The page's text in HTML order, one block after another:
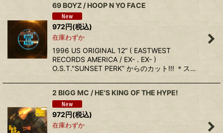
69 BOYZ / HOOP N YO FACE
972円(税込)
在庫わずか
1996 US ORIGINAL 12” ( EASTWEST
RECORDS AMERICA / EX- . EX- )
O.S.T."SUNSET PERK” からのカット!!! ＊ス…
2 BIGG MC / HE'S KING OF THE HYPE!
972円(税込)
在庫わずか